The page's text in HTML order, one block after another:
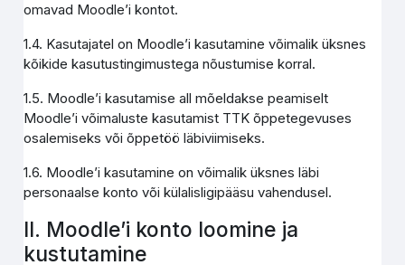
omavad Moodle’i kontot.
1.4. Kasutajatel on Moodle’i kasutamine võimalik üksnes
kõikide kasutustingimustega nõustumise korral.
1.5. Moodle’i kasutamise all mõeldakse peamiselt
Moodle’i võimaluste kasutamist TTK õppetegevuses
osalemiseks või õppetöö läbiviimiseks.
1.6. Moodle’i kasutamine on võimalik üksnes läbi
personaalse konto või külalisligipääsu vahendusel.
II. Moodle’i konto loomine ja
kustutamine